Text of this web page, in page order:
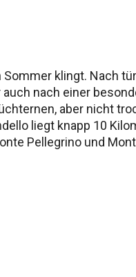
klingt. Nach
nach einer
aber nicht
liegt knapp 10
Pellegrino und
nach Mondello fährt,